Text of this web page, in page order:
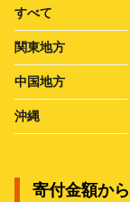
すべて
関東地方
中国地方
沖縄
寄付金額か